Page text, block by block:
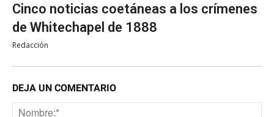
Cinco noticias coetáneas a los crímenes
de Whitechapel de 1888
Redacción
DEJA UN COMENTARIO